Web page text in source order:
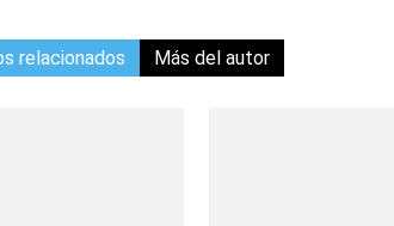
relacionados Más del autor